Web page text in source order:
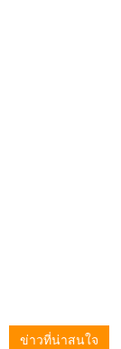
ข่าวที่น่าสนใจ